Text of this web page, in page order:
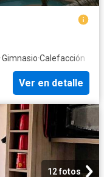
·Gimnasio·Calefacción
Ver en detalle
12 fotos